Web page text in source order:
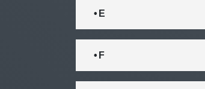
• E
• F